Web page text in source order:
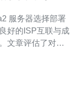
好的ISP互联与成
文章评估了对玩
可行的优化策